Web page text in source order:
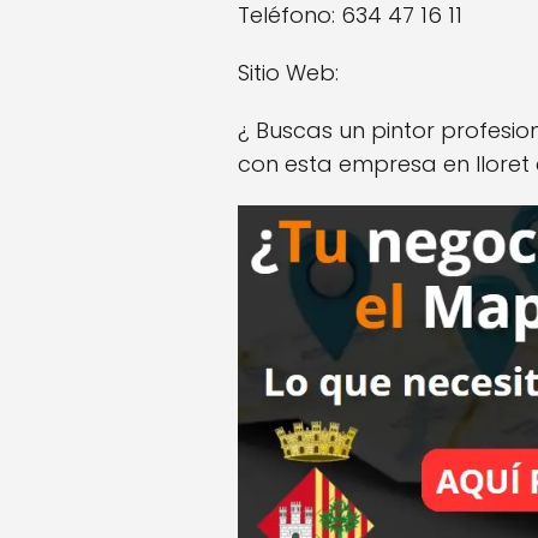
Teléfono: 634 47 16 11
Sitio Web:
¿ Buscas un pintor
con esta empresa en